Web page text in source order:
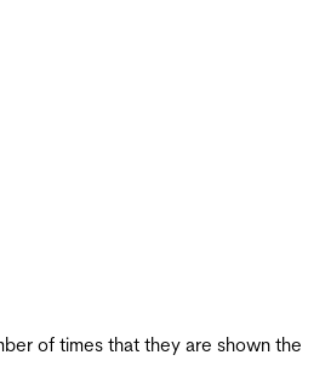
of times that they are shown the